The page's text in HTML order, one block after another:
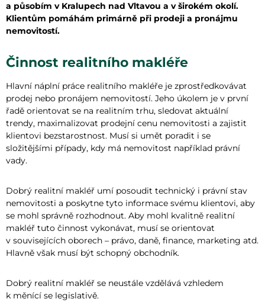
a působím v Kralupech nad Vltavou a v širokém okolí.
Klientům pomáhám primárně při prodeji a pronájmu
nemovitostí.
Činnost realitního makléře
Hlavní náplní práce realitního makléře je zprostředkovávat
prodej nebo pronájem nemovitostí. Jeho úkolem je v první
řadě orientovat se na realitním trhu, sledovat aktuální
trendy, maximalizovat prodejní cenu nemovitosti a zajistit
klientovi bezstarostnost. Musí si umět poradit i se
složitějšími případy, kdy má nemovitost například právní
vady.
Dobrý realitní makléř umí posoudit technický i právní stav
nemovitosti a poskytne tyto informace svému klientovi, aby
se mohl správně rozhodnout. Aby mohl kvalitně realitní
makléř tuto činnost vykonávat, musí se orientovat
v souvisejících oborech – právo, daně, finance, marketing atd.
Hlavně však musí být schopný obchodník.
Dobrý realitní makléř se neustále vzdělává vzhledem
k měnící se legislativě.